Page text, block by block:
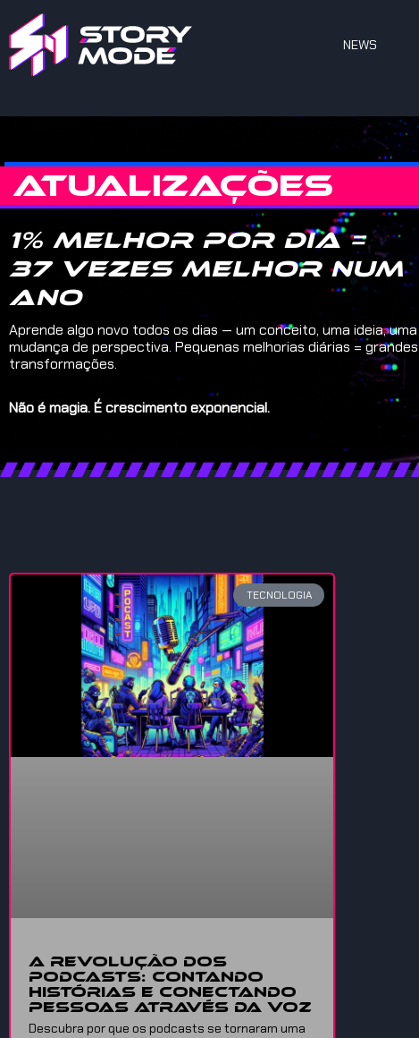
NEWS
ATUALIZAÇÕES
1% melhor por dia =
37 vezes melhor num
ano
Aprende algo novo todos os dias — um conceito, uma ideia, uma
mudança de perspectiva. Pequenas melhorias diárias = grandes
transformações.
Não é magia. É crescimento exponencial.
TECNOLOGIA
A revolução dos
podcasts: contando
histórias e conectando
pessoas através da voz
Descubra por que os podcasts se tornaram uma